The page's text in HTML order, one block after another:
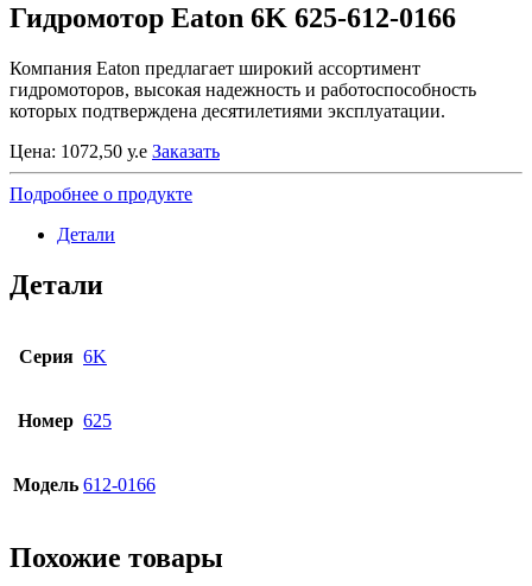
Гидромотор Eaton 6K 625-612-0166
Компания Eaton предлагает широкий ассортимент
гидромоторов, высокая надежность и работоспособность
которых подтверждена десятилетиями эксплуатации.
Цена: 1072,50 у.е Заказать
Подробнее о продукте
Детали
Детали
Серия 6K
Номер 625
Модель 612-0166
Похожие товары